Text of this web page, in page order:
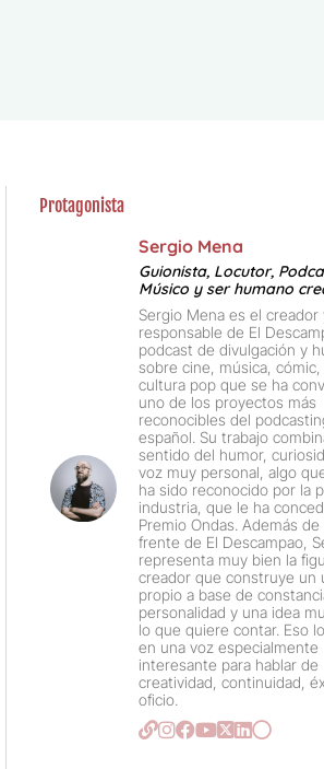
Protagonista
Sergio Mena
Guionista, Locutor,
Músico y ser humano
Sergio Mena es el creador
responsable de El
podcast de divulgación y
sobre cine, música,
cultura pop que se ha
uno de los proyectos más
reconocibles del
español. Su trabajo
sentido del humor,
voz muy personal, algo
ha sido reconocido por la
industria, que le ha
Premio Ondas. Además de
frente de El Descampao,
representa muy bien la
creador que construye un
propio a base de
personalidad y una idea
lo que quiere contar. Eso
en una voz especialmente
interesante para hablar de
creatividad, continuidad,
oficio.